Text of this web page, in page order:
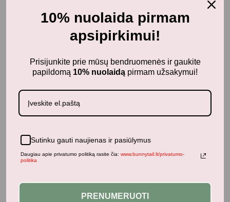
Pažaiskime
Tiny Republic vaikiška lova - namelis
300,00€ 240,00€ su PVM
10% nuolaida pirmam
apsipirkimui!
Prisijunkite prie mūsų bendruomenės ir gaukite
papildomą 10% nuolaidą pirmam užsakymui!
Sutinku gauti naujienas ir pasiūlymus
Daugiau apie privatumo politiką rasite čia: www.bunnytail.lt/privatumo-
politika
PRENUMERUOTI